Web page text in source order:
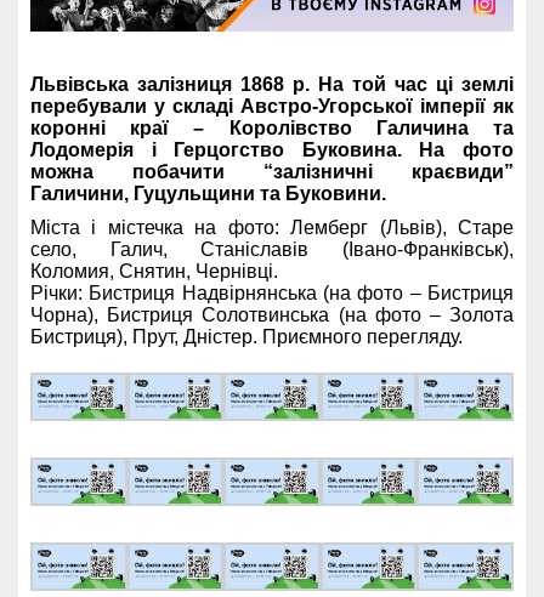
Львівська залізниця 1868 р. На той час ці землі
перебували у складі Австро-Угорської імперії як
коронні краї – Королівство Галичина та
Лодомерія і Герцогство Буковина. На фото
можна побачити “залізничні краєвиди”
Галичини, Гуцульщини та Буковини.
Міста і містечка на фото: Лемберг (Львів), Старе
село, Галич, Станіславів (Івано-Франківськ),
Коломия, Снятин, Чернівці.
Річки: Бистриця Надвірнянська (на фото – Бистриця
Чорна), Бистриця Солотвинська (на фото – Золота
Бистриця), Прут, Дністер. Приємного перегляду.